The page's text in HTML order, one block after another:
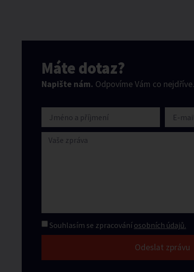
Máte dotaz?
Napište nám. Odpovíme Vám co nejdříve.
Souhlasím se zpracování osobních údajů.
Odeslat zprávu